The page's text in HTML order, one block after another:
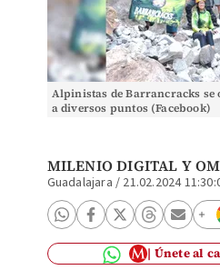
Alpinistas de Barrancracks
a diversos puntos (Facebook)
MILENIO DIGITAL Y
Guadalajara / 21.02.2024
Únete al